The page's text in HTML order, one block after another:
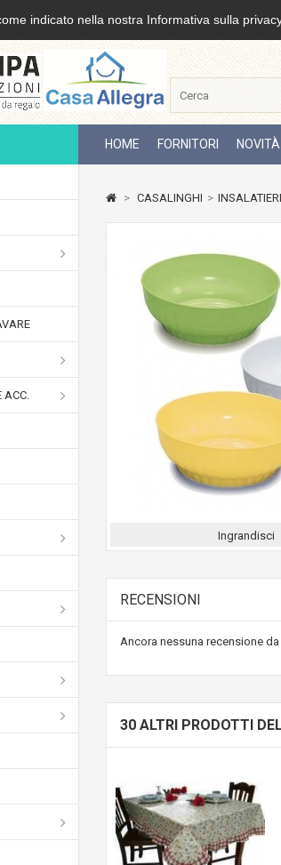
indicato nella nostra Informativa sulla
HOME FORNITORI NOVITÀ
ACC.
> CASALINGHI >
Ingrandisci
RECENSIONI
Ancora nessuna recensione
30 ALTRI PRODOTTI